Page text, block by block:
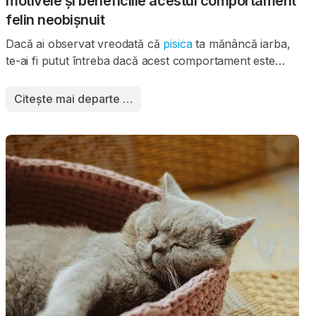
felin neobișnuit
Dacă ai observat vreodată că pisicata mănâncă iarba,
te-ai fi putut întreba dacă acest comportament este
că mâncatul de iarbă este o practică destul de comună
pentru care pisicile mănâncă iarbă și beneficiile pe care
acest obicei le poate aduce.
Citește mai departe …